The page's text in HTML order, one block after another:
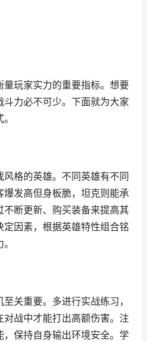
玩家实力的重要指标。想要
力必不可少。下面就为大家
格的英雄。不同英雄有不同
发高但身板脆，坦克则能承
断更新、购买装备来提高其
因素，根据英雄特性组合铭
关重要。多进行实战练习，
战中才能打出高额伤害。注
保持自身输出环境安全。学